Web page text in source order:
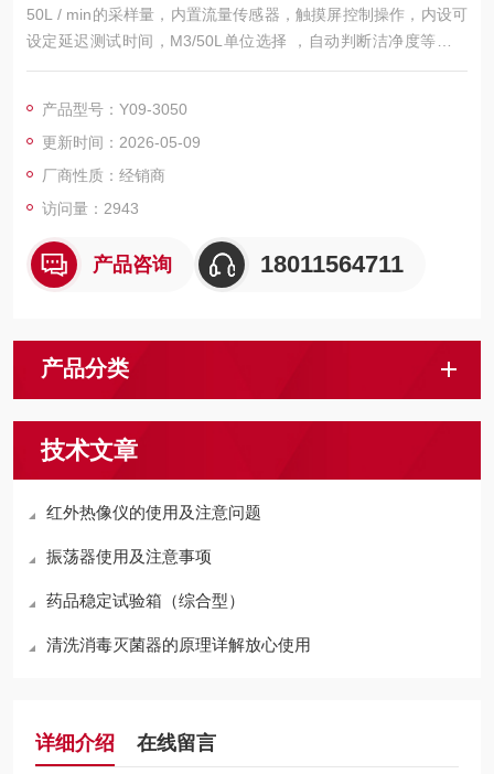
50L / min的采样量，内置流量传感器，触摸屏控制操作，内设可
设定延迟测试时间，M3/50L单位选择 ，自动判断洁净度等级，
计数报告可选择GMP/ISO14644/209E
产品型号：Y09-3050
更新时间：2026-05-09
厂商性质：经销商
访问量：2943
产品咨询 18011564711
产品分类
技术文章
红外热像仪的使用及注意问题
振荡器使用及注意事项
药品稳定试验箱（综合型）
清洗消毒灭菌器的原理详解放心使用
详细介绍 在线留言